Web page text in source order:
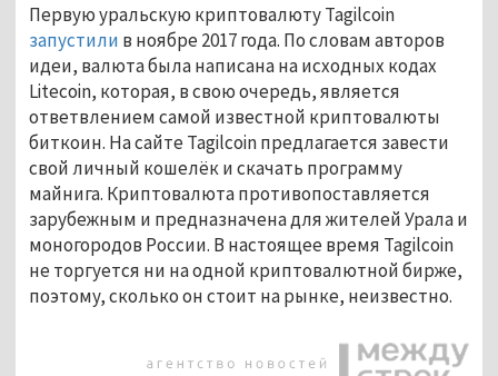
Первую уральскую криптовалюту Tagilcoin
запустили в ноябре 2017 года. По словам авторов
идеи, валюта была написана на исходных кодах
Litecoin, которая, в свою очередь, является
ответвлением самой известной криптовалюты
биткоин. На сайте Tagilcoin предлагается завести
свой личный кошелёк и скачать программу
майнига. Криптовалюта противопоставляется
зарубежным и предназначена для жителей Урала и
моногородов России. В настоящее время Tagilcoin
не торгуется ни на одной криптовалютной бирже,
поэтому, сколько он стоит на рынке, неизвестно.